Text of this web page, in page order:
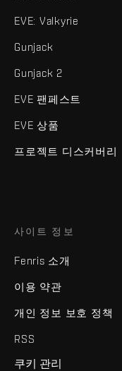
EVE: Valkyrie
Gunjack
Gunjack 2
EVE 팬페스트
EVE 상품
프로젝트 디스커버리
사이트 정보
Fenris 소개
이용 약관
개인 정보 보호 정책
RSS
쿠키 관리